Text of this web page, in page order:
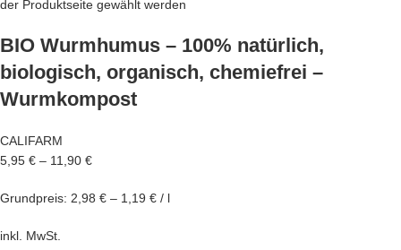
der Produktseite gewählt werden
BIO Wurmhumus – 100% natürlich,
biologisch, organisch, chemiefrei –
Wurmkompost
CALIFARM
5,95 € – 11,90 €
Grundpreis: 2,98 € – 1,19 € / l
inkl. MwSt.